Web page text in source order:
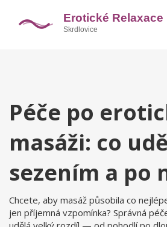
Péče po
masáži: co
sezením a po
Chcete, aby masáž působila co
jen příjemná vzpomínka? Správná